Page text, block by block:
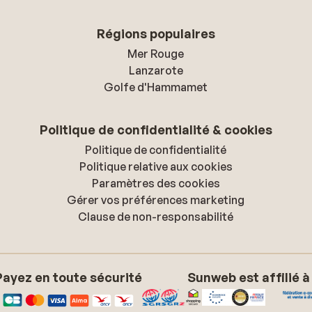
Régions populaires
Mer Rouge
Lanzarote
Golfe d'Hammamet
Politique de confidentialité & cookies
Politique de confidentialité
Politique relative aux cookies
Paramètres des cookies
Gérer vos préférences marketing
Clause de non-responsabilité
en toute sécurité Sunweb est affilié à